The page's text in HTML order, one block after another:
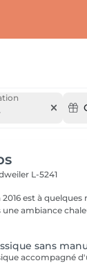
L-5241
est à quelques
une ambiance
sans